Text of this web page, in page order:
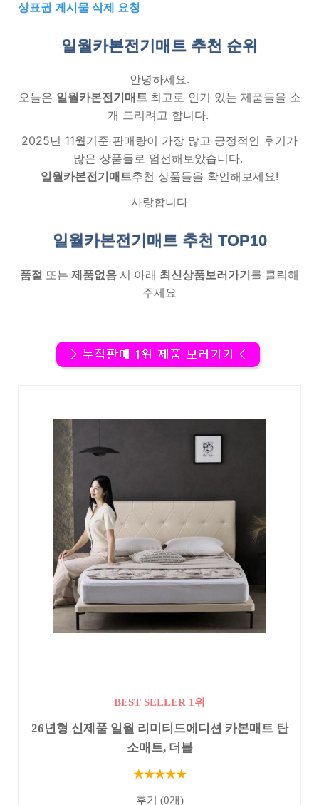
상표권 게시물 삭제 요청
일월카본전기매트 추천 순위
안녕하세요.
오늘은 일월카본전기매트 최고로 인기 있는 제품들을 소
개 드리려고 합니다.
2025년 11월기준 판매량이 가장 많고 긍정적인 후기가
많은 상품들로 엄선해보았습니다.
일월카본전기매트추천 상품들을 확인해보세요!
사랑합니다
일월카본전기매트 추천 TOP10
품절 또는 제품없음 시 아래 최신상품보러가기 를 클릭해
주세요
BEST SELLER 1위
26년형 신제품 일월 리미티드에디션 카본매트 탄
소매트, 더블
★★★★★
후기 (0개)